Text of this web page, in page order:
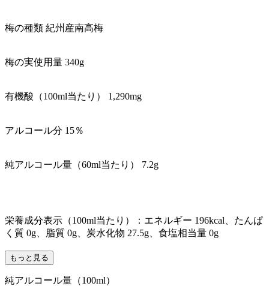
梅の種類 紀州産南高梅
梅の実使用量 340g
有機酸（100ml当たり） 1,290mg
アルコール分 15％
純アルコール量（60ml当たり） 7.2g
栄養成分表示（100ml当たり）：エネルギー 196kcal、たんぱ
く質 0g、脂質 0g、炭水化物 27.5g、食塩相当量 0g
もっと見る
純アルコール量（100ml）